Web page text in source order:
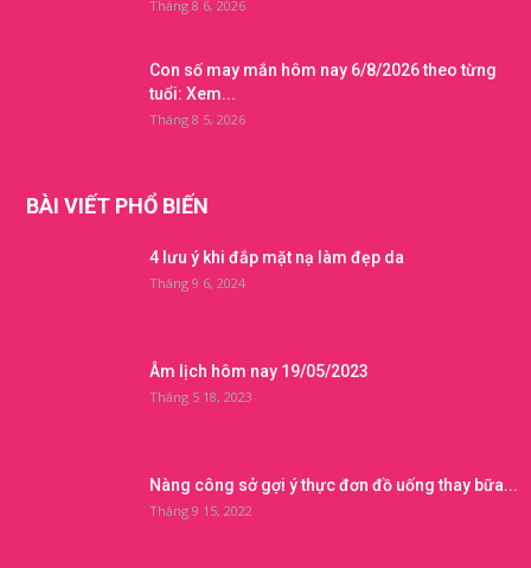
Tháng 8 6, 2026
Con số may mắn hôm nay 6/8/2026 theo từng
tuổi: Xem...
Tháng 8 5, 2026
BÀI VIẾT PHỔ BIẾN
4 lưu ý khi đắp mặt nạ làm đẹp da
Tháng 9 6, 2024
Âm lịch hôm nay 19/05/2023
Tháng 5 18, 2023
Nàng công sở gợi ý thực đơn đồ uống thay bữa...
Tháng 9 15, 2022